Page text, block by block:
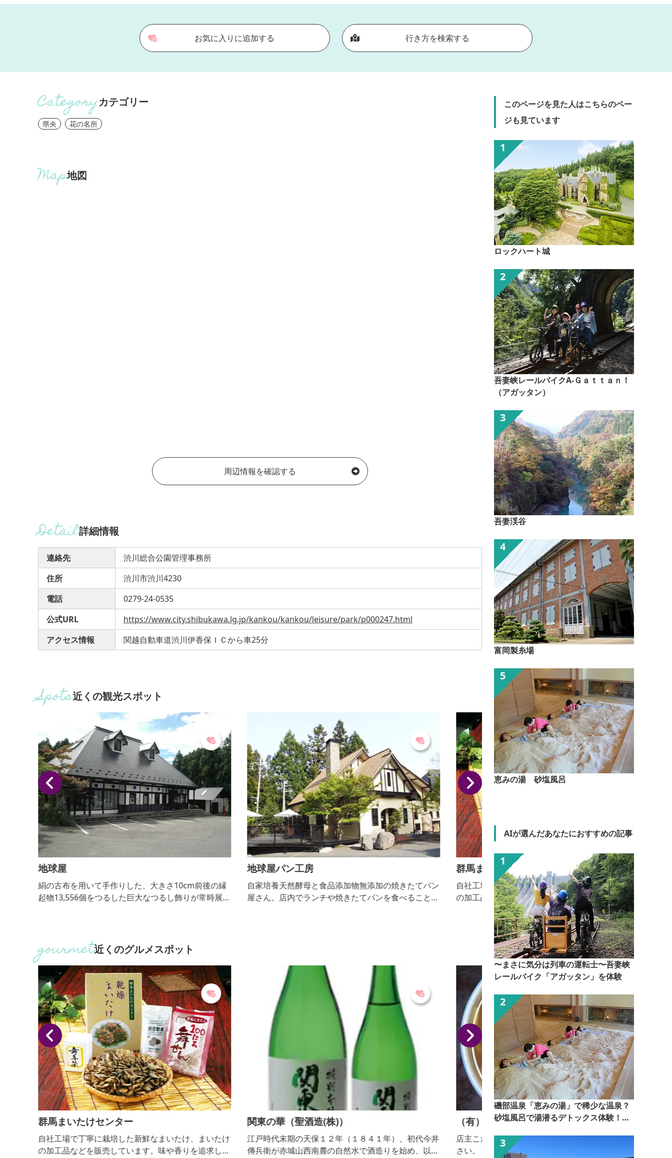
お気に入りに追加する 行き方を検索する
カテゴリー
県央 花の名所
地図
周辺情報を確認する
詳細情報
連絡先
渋川総合公園管理事務所
住所
渋川市渋川4230
電話
0279-24-0535
公式URL
https://www.city.shibukawa.lg.jp/kankou/kankou/leisure/park/p000247.html
アクセス情報
関越自動車道渋川伊香保ＩＣから車25分
近くの観光スポット
地球屋
絹の古布を用いて手作りした、大きさ10cm前後の縁
起物13,556個をつるした巨大なつるし飾りが常時展示
地球屋パン工房
自家培養天然酵母と食品添加物無添加の焼きたてパン
屋さん。店内でランチや焼きたてパンを食べることが
群馬まいたけセンター
自社工場で丁寧に栽培した新鮮なまいたけ、まいたけ
の加工品などを販売しています。味や香りを追求し、
おいしくて栄養価の高いまいたけです。売店では試食
可能で工場見学も可、ゆったりした駐車場と子ども用
トイレ、身障者用トイレなどがあります。ドライブの
ご休憩にもお気軽にお立ち寄りください。
近くのグルメスポット
群馬まいたけセンター
自社工場で丁寧に栽培した新鮮なまいたけ、まいたけ
の加工品などを販売しています。味や香りを追求し、
関東の華（聖酒造(株)）
江戸時代末期の天保１２年（１８４１年）、初代今井
傳兵衛が赤城山西南麓の自然水で酒造りを始め、以来
（有）山一屋
店主こだわりのブレンド味がしみた麺をお楽しみくだ
さい。 【おっきりこみ提供期間：通年】
このページを見た人はこちらのペー
ジも見ています
ロックハート城
吾妻峡レールバイクA-Ｇａｔｔａｎ！
（アガッタン）
吾妻渓谷
富岡製糸場
恵みの湯 砂塩風呂
AIが選んだあなたにおすすめの記事
〜まさに気分は列車の運転士〜吾妻峡
レールバイク「アガッタン」を体験
磯部温泉「恵みの湯」で稀少な温泉？
砂塩風呂で湯潜るデトックス体験！
者）】